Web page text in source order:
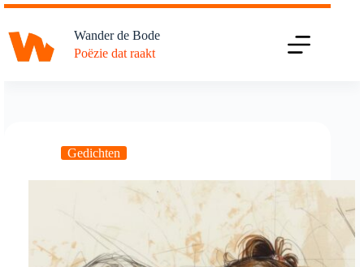
Ga
de
inhoud
Wander de Bode
Poëzie dat raakt
Gedichten